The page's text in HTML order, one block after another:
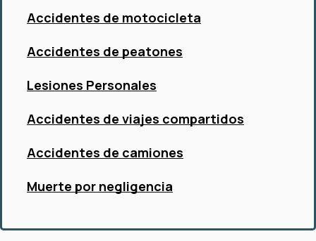
Accidentes de motocicleta
Accidentes de peatones
Lesiones Personales
Accidentes de viajes compartidos
Accidentes de camiones
Muerte por negligencia